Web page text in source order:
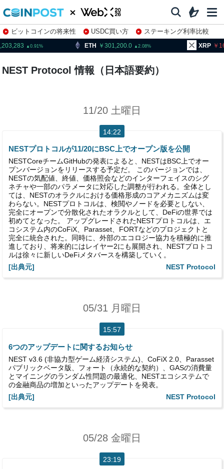
ビットコインの将来性 USDC買い方
ステーキング利率比較
株特集・関連銘柄
0.91 ETH 301,200.0 2.08 XRP
NEST Protocol 情報（日本語要約）
11/20 土曜日
14:22
NESTプロトコルが11/20にBSC上でオープン版を公開
NESTCoreチームGitHubの発表によると、NESTはBSC上でオー
プンバージョンをリリースする予定だ。 このバージョンでは、
NESTの気配値、終値、価格照会などのインターフェイスのシグ
ネチャや一部のパラメータに対応した調整が行われる。全体とし
ては、NESTのオラクルにおける価格形成のコアメカニズムは変
わらない。NESTプロトコルは、検閲やノードを必要としない、
完全にオープンで分散化されたオラクルとして、DeFiの世界では
初めてとなった。 アップグレードされたNESTプロトコルは、エ
コシステム内のCoFiX、Parasset、FORTなどのプロジェクトと
完全に統合された。同時に、外部のエコロジー協力を積極的に推
進しており、将来的にはレイヤー2にも展開され、NESTプロトコ
ルは徐々に新しいDeFiメタバースを構築していく。
[出典元]
NEST Protocol
05/31 月曜日
15:57
6つのアップデートに関するお知らせ
NEST v3.6 (非協力型ゲーム経済システム)、CoFiX 2.0、Parasset
パブリックベータ版、フォート（永続的な契約）、GASの消費量
とマイニングのランダム性問題の最適化、NESTエコシステムで
の金融商品の増加といったアップデートを発表。
[出典元]
NEST Protocol
05/28 金曜日
23:19